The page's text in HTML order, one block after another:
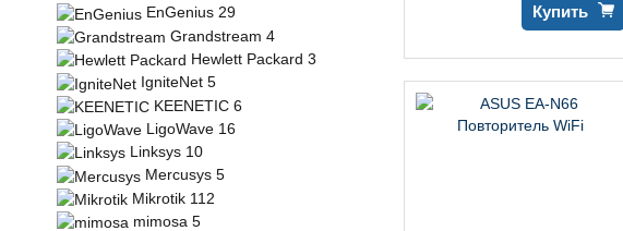
EnGenius 29
Grandstream 4
Hewlett Packard 3
IgniteNet 5
KEENETIC 6
LigoWave 16
Linksys 10
Mercusys 5
Mikrotik 112
mimosa 5
Купить